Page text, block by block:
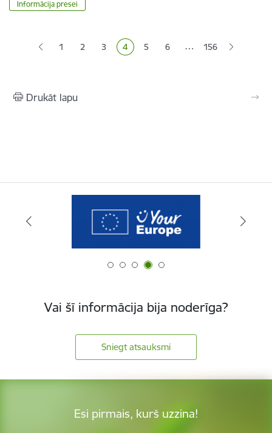
Informācija presei
Lapa
1 Lapa
2 Lapa
3 Pašreizējā lapa
4 Lapa
5 Lapa
6 … 156
Drukāt lapu
Vai šī informācija bija noderīga?
Sniegt atsauksmi
Esi pirmais, kurš uzzina!